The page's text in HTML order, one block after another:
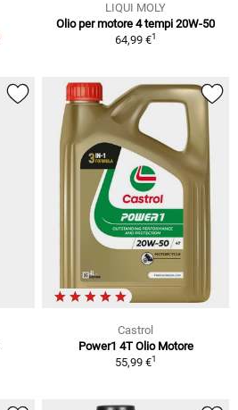
LIQUI MOLY
Olio per motore 4 tempi 20W-50
64,99 €1
Castrol
Power1 4T Olio Motore
55,99 €1